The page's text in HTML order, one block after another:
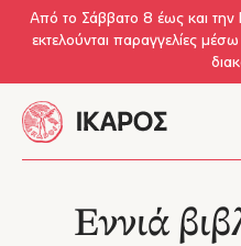
Skip to main content
Από το Σάββατο 8 έως και
εκτελούνται παραγγελίες
Εννιά